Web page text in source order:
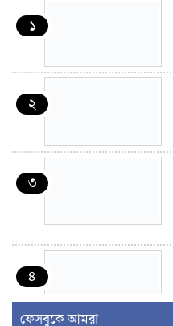
১
২
৩
৪
ফেসবুকে আমরা